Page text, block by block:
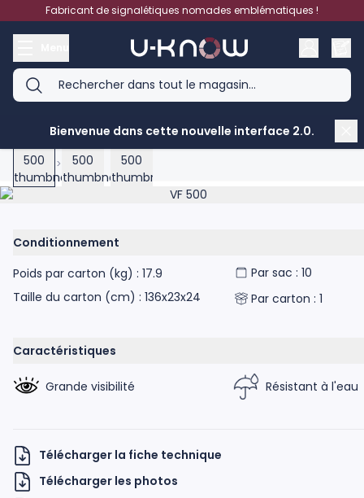
Aller au contenuFabricant de signalétiques nomades emblématiques !
Bienvenue dans cette nouvelle interface 2.0.
Accueil > VF 500
Product image gallery - scroll to see more images
Conditionnement
Poids par carton (kg) : 17.9
Taille du carton (cm) : 136x23x24
Par sac : 10
Par carton : 1
Caractéristiques
Grande visibilité Résistant à l'eau
Télécharger la fiche technique
Télécharger les photos